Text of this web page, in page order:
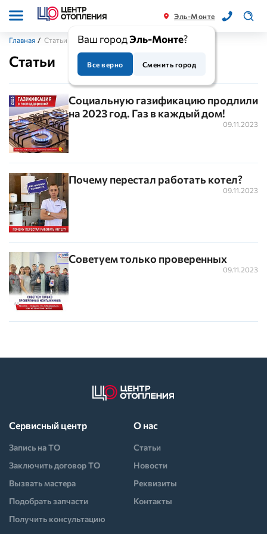
Эль-Монте
Ваш городЭль-Монте?
Все верно Сменить город
Главная / Статьи
Статьи
Социальную газификацию продлили
на 2023 год. Газ в каждый дом!
09.11.2023
Почему перестал работать котел?
09.11.2023
Советуем только проверенных
09.11.2023
Сервисный центр
Запись на ТО
Заключить договор ТО
Вызвать мастера
Подобрать запчасти
Получить консультацию
О нас
Статьи
Новости
Реквизиты
Контакты